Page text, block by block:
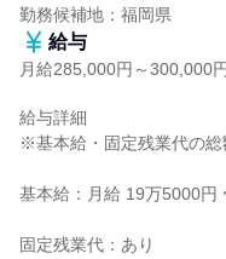
勤務候補地：福岡県
給与
月給285,000円～300,000円
給与詳細
※基本給・固定残業代の総
基本給：月給 19万5000円
固定残業代：あり